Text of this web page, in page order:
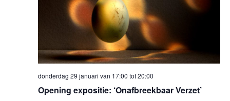
Opening expositie: ‘Onafbreekbaar Verzet’
donderdag 29 januari van 17:00 tot20:00